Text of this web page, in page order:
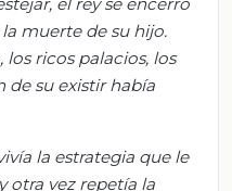
muerte de su hijo.
los ricos palacios, los
de su existir había
la estrategia que le
otra vez repetía la